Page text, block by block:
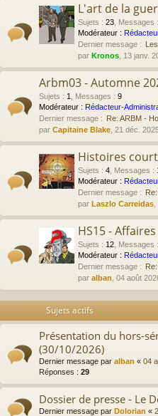
L'art de la
Sujets : 23 Messages :
Modérateur :
Dernier message :
par Kronos , 13 janv.
Arbm03 - Automne
Sujets : 1 Messages : 9
Modérateur : Rédacteur-
Dernier message :
Re: ARBM -
par Capitaine Blake , 21 déc.
Histoires
Sujets : 4 Messages :
Modérateur :
Dernier message :
par Laszlo Carreidas
HS15 -
Sujets : 12 Messages :
Modérateur :
Dernier message :
par alban , 04 août
Sujets actifs
Présentation du hors-
(30/10/2026)
Dernier message par alban « 04
Réponses : 29
Dossier de presse - Le
Dernier message par Dolorian «